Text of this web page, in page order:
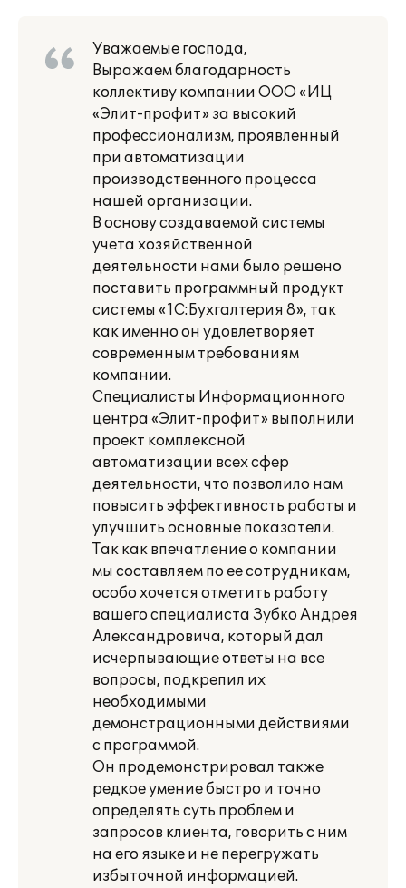
Уважаемые господа,
Выражаем благодарность
коллективу компании ООО «ИЦ
«Элит-профит» за высокий
профессионализм, проявленный
при автоматизации
производственного процесса
нашей организации.
В основу создаваемой системы
учета хозяйственной
деятельности нами было решено
поставить программный продукт
системы «1С:Бухгалтерия 8», так
как именно он удовлетворяет
современным требованиям
компании.
Специалисты Информационного
центра «Элит-профит» выполнили
проект комплексной
автоматизации всех сфер
деятельности, что позволило нам
повысить эффективность работы и
улучшить основные показатели.
Так как впечатление о компании
мы составляем по ее сотрудникам,
особо хочется отметить работу
вашего специалиста Зубко Андрея
Александровича, который дал
исчерпывающие ответы на все
вопросы, подкрепил их
необходимыми
демонстрационными действиями
с программой.
Он продемонстрировал также
редкое умение быстро и точно
определять суть проблем и
запросов клиента, говорить с ним
на его языке и не перегружать
избыточной информацией.